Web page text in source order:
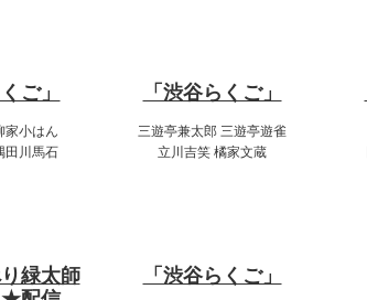
ご」
家小はん
田川馬石
り緑太師
「渋谷らくご」
三遊亭兼太郎 三遊亭遊雀
立川吉笑 橘家文蔵
「渋谷らくご」